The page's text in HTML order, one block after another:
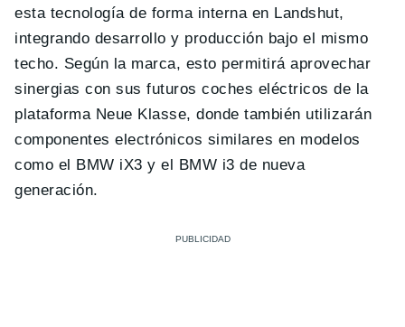
esta tecnología de forma interna en Landshut,
integrando desarrollo y producción bajo el mismo
techo. Según la marca, esto permitirá aprovechar
sinergias con sus futuros coches eléctricos de la
plataforma Neue Klasse, donde también utilizarán
componentes electrónicos similares en modelos
como el BMW iX3 y el BMW i3 de nueva
generación.